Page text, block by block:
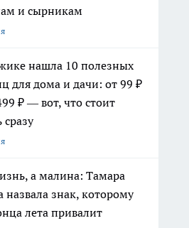
и сырникам
нашла 10 полезных
для дома и дачи: от 99 ₽
₽ — вот, что стоит
сразу
а малина: Тамара
назвала знак, которому
лета привалит